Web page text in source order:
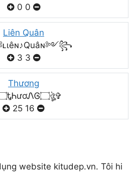
0 0
Liên Quân
3 3
Thương
✞ঔৣ۝ᎿᏂươᏁᎶ۝ঔৣ✞
25 16
website kitudep.vn. Tôi hi